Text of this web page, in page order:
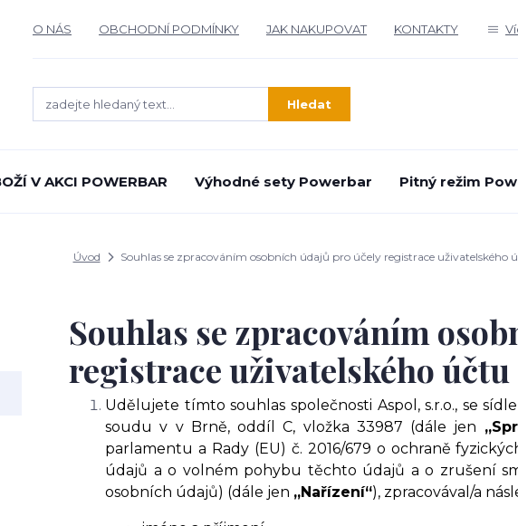
O NÁS OBCHODNÍ PODMÍNKY JAK NAKUPOVAT KONTAKTY
Hledat
V AKCI POWERBAR Výhodné sety Powerbar Pitný režim
Úvod Souhlas se zpracováním osobních údajů pro účely registrace uživatelského
Souhlas se zpracováním
registrace uživatelského účtu
Udělujete tímto souhlas společnosti Aspol, s.r.o., se
soudu v v Brně, oddíl C, vložka 33987 (dále jen
parlamentu a Rady (EU) č. 2016/679 o ochraně
údajů a o volném pohybu těchto údajů a o zrušení
osobních údajů) (dále jen „Nařízení“), zpracovával/a